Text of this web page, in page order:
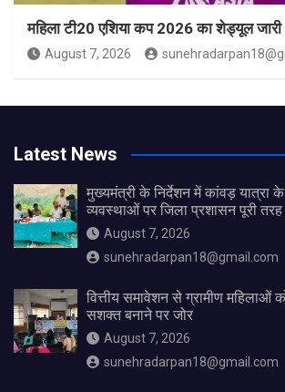
महिला टी20 एशिया कप 2026 का शेड्यूल जारी
August 7, 2026
Latest News
मुख्यमंत्री के निर्देशन में कांवड़ यात्रा के
व्यवस्थाओं पर जिला प्रशासन पूरी
August 7, 2026
sunehradarpan18@gmail.com
वित्तीय समावेशन से ग्रामीण महिलाओं
सशक्त बनाने पर जोर
August 7, 2026
sunehradarpan18@gmail.com